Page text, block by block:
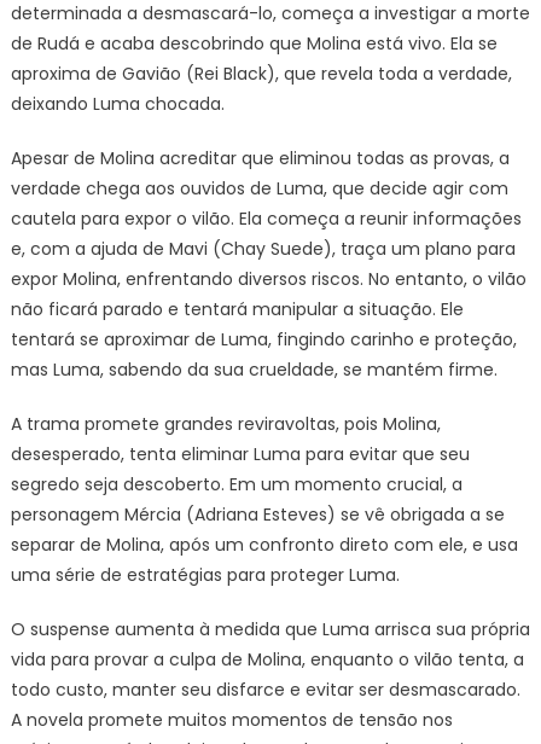
determinada a desmascará-lo, começa a investigar a morte
de Rudá e acaba descobrindo que Molina está vivo. Ela se
aproxima de Gavião (Rei Black), que revela toda a verdade,
deixando Luma chocada.
Apesar de Molina acreditar que eliminou todas as provas, a
verdade chega aos ouvidos de Luma, que decide agir com
cautela para expor o vilão. Ela começa a reunir informações
e, com a ajuda de Mavi (Chay Suede), traça um plano para
expor Molina, enfrentando diversos riscos. No entanto, o vilão
não ficará parado e tentará manipular a situação. Ele
tentará se aproximar de Luma, fingindo carinho e proteção,
mas Luma, sabendo da sua crueldade, se mantém firme.
A trama promete grandes reviravoltas, pois Molina,
desesperado, tenta eliminar Luma para evitar que seu
segredo seja descoberto. Em um momento crucial, a
personagem Mércia (Adriana Esteves) se vê obrigada a se
separar de Molina, após um confronto direto com ele, e usa
uma série de estratégias para proteger Luma.
O suspense aumenta à medida que Luma arrisca sua própria
vida para provar a culpa de Molina, enquanto o vilão tenta, a
todo custo, manter seu disfarce e evitar ser desmascarado.
A novela promete muitos momentos de tensão nos